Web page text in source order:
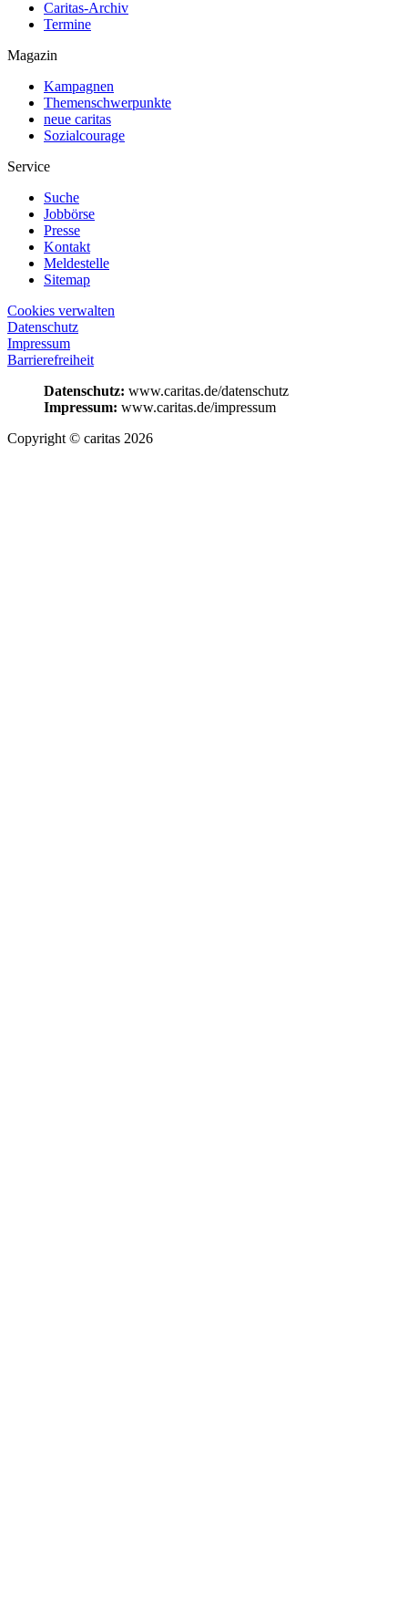
Caritas-Archiv
Termine
Magazin
Kampagnen
Themenschwerpunkte
neue caritas
Sozialcourage
Service
Suche
Jobbörse
Presse
Kontakt
Meldestelle
Sitemap
Cookies verwalten
Datenschutz
Impressum
Barrierefreiheit
Datenschutz: www.caritas.de/datenschutz
Impressum: www.caritas.de/impressum
Copyright © caritas 2026